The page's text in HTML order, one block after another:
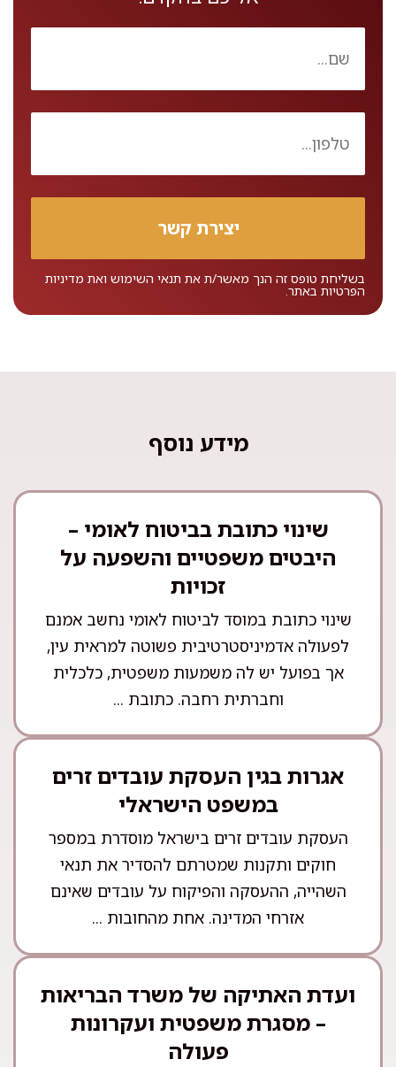
בשליחת טופס זה הנך מאשר/ת את תנאי השימוש ואת מדיניות
הפרטיות באתר.
מידע נוסף
שינוי כתובת בביטוח לאומי –
היבטים משפטיים והשפעה על
זכויות
שינוי כתובת במוסד לביטוח לאומי נחשב אמנם
לפעולה אדמיניסטרטיבית פשוטה למראית עין,
אך בפועל יש לה משמעות משפטית, כלכלית
וחברתית רחבה. כתובת ...
אגרות בגין העסקת עובדים זרים
במשפט הישראלי
העסקת עובדים זרים בישראל מוסדרת במספר
חוקים ותקנות שמטרתם להסדיר את תנאי
השהייה, ההעסקה והפיקוח על עובדים שאינם
אזרחי המדינה. אחת מהחובות ...
ועדת האתיקה של משרד הבריאות
– מסגרת משפטית ועקרונות
פעולה